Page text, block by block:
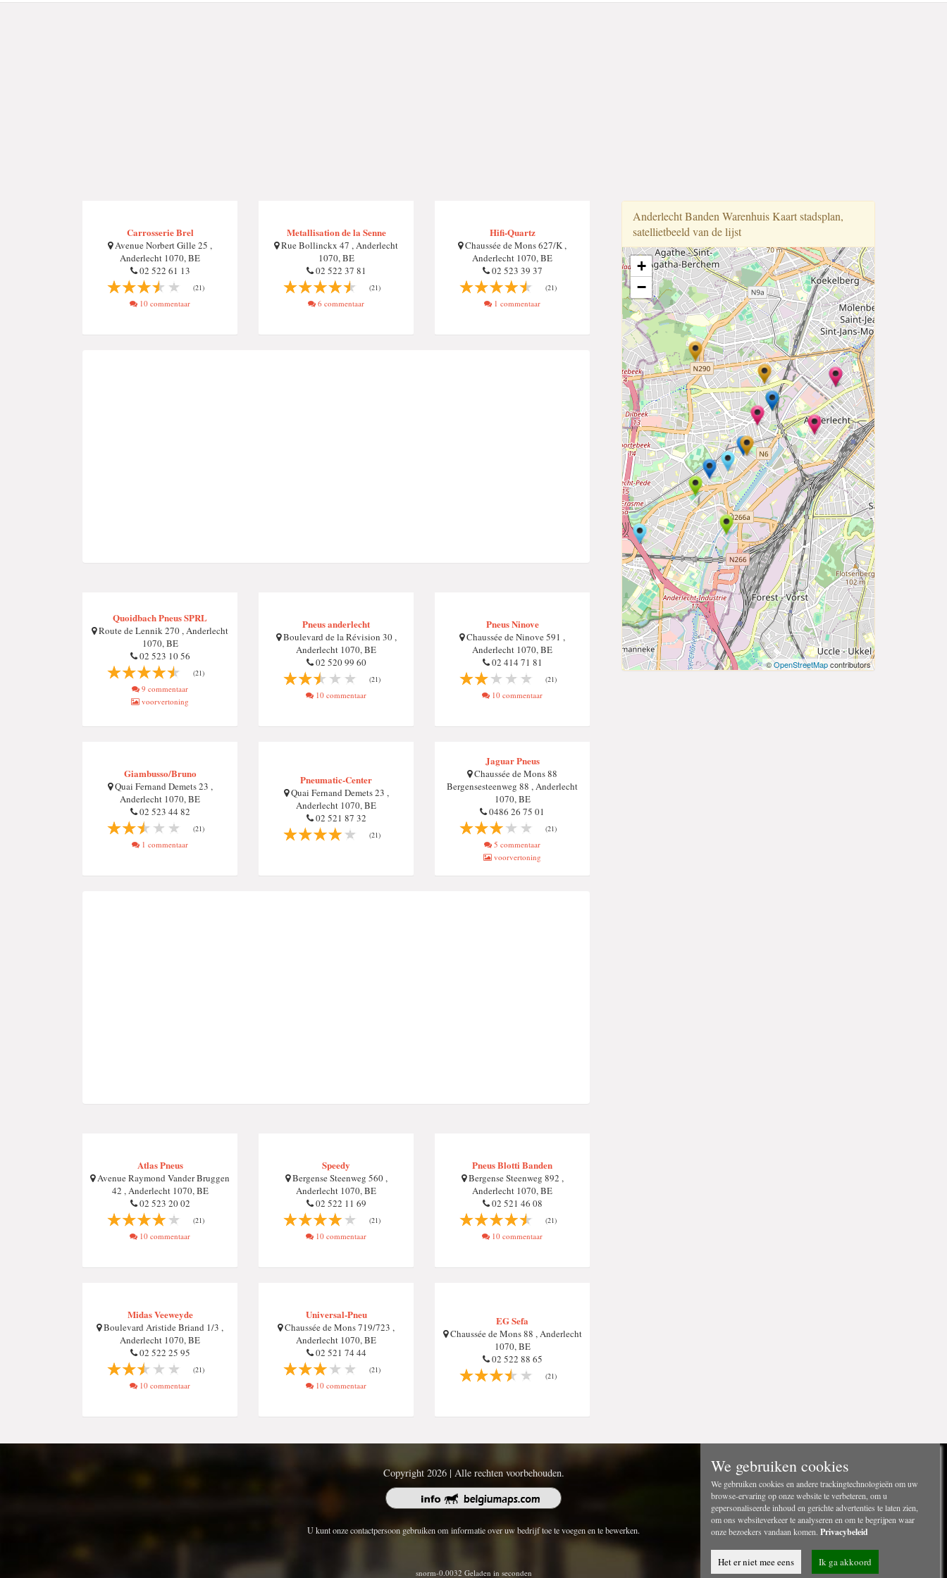
Carrosserie Brel
Avenue Norbert Gille 25 ,
Anderlecht 1070, BE
02 522 61 13
(21)
10 commentaar
Metallisation de la Senne
Rue Bollinckx 47 , Anderlecht
1070, BE
02 522 37 81
(21)
6 commentaar
Hifi-Quartz
Chaussée de Mons 627/K ,
Anderlecht 1070, BE
02 523 39 37
(21)
1 commentaar
Quoidbach Pneus SPRL
Route de Lennik 270 , Anderlecht
1070, BE
02 523 10 56
(21)
9 commentaar
voorvertoning
Pneus anderlecht
Boulevard de la Révision 30 ,
Anderlecht 1070, BE
02 520 99 60
(21)
10 commentaar
Pneus Ninove
Chaussée de Ninove 591 ,
Anderlecht 1070, BE
02 414 71 81
(21)
10 commentaar
Giambusso/Bruno
Quai Fernand Demets 23 ,
Anderlecht 1070, BE
02 523 44 82
(21)
1 commentaar
Pneumatic-Center
Quai Fernand Demets 23 ,
Anderlecht 1070, BE
02 521 87 32
(21)
Jaguar Pneus
Chaussée de Mons 88
Bergensesteenweg 88 , Anderlecht
1070, BE
0486 26 75 01
(21)
5 commentaar
voorvertoning
Atlas Pneus
Avenue Raymond Vander Bruggen
42 , Anderlecht 1070, BE
02 523 20 02
(21)
10 commentaar
Speedy
Bergense Steenweg 560 ,
Anderlecht 1070, BE
02 522 11 69
(21)
10 commentaar
Pneus Blotti Banden
Bergense Steenweg 892 ,
Anderlecht 1070, BE
02 521 46 08
(21)
10 commentaar
Midas Veeweyde
Boulevard Aristide Briand 1/3 ,
Anderlecht 1070, BE
02 522 25 95
(21)
10 commentaar
Universal-Pneu
Chaussée de Mons 719/723 ,
Anderlecht 1070, BE
02 521 74 44
(21)
10 commentaar
EG Sefa
Chaussée de Mons 88 , Anderlecht
1070, BE
02 522 88 65
(21)
Anderlecht Banden Warenhuis Kaart stadsplan,
satellietbeeld van de lijst
+
−
©OpenStreetMapcontributors
Copyright 2026 | Alle rechten voorbehouden.
U kunt onze contactpersoon gebruiken om informatie over uw bedrijf toe te voegen en te bewerken.
snorm-0.0032 Geladen in seconden
We gebruiken cookies
We gebruiken cookies en andere trackingtechnologieën om uw
browse-ervaring op onze website te verbeteren, om u
gepersonaliseerde inhoud en gerichte advertenties te laten zien,
om ons websiteverkeer te analyseren en om te begrijpen waar
onze bezoekers vandaan komen. Privacybeleid
Het er niet mee eens Ik ga akkoord